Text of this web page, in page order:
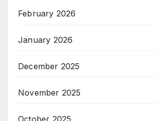
February 2026
January 2026
December 2025
November 2025
October 2025